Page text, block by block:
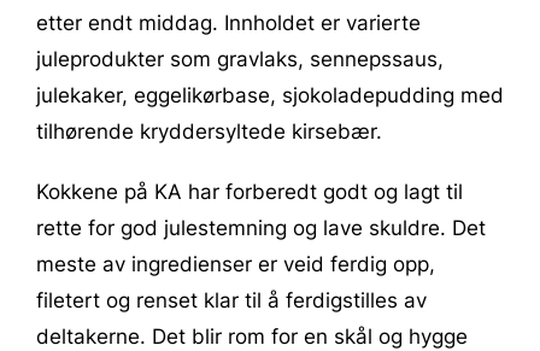
etter endt middag. Innholdet er varierte
juleprodukter som gravlaks, sennepssaus,
julekaker, eggelikørbase, sjokoladepudding med
tilhørende kryddersyltede kirsebær.
Kokkene på KA har forberedt godt og lagt til
rette for god julestemning og lave skuldre. Det
meste av ingredienser er veid ferdig opp,
filetert og renset klar til å ferdigstilles av
deltakerne. Det blir rom for en skål og hygge